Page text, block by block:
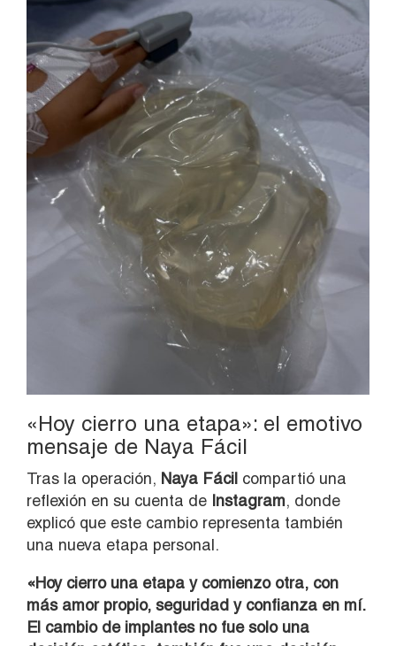
«Hoy cierro una etapa»: el emotivo
mensaje de Naya Fácil
Tras la operación, Naya Fácil compartió una
reflexión en su cuenta de Instagram, donde
explicó que este cambio representa también
una nueva etapa personal.
«Hoy cierro una etapa y comienzo otra, con
más amor propio, seguridad y confianza en mí.
El cambio de implantes no fue solo una